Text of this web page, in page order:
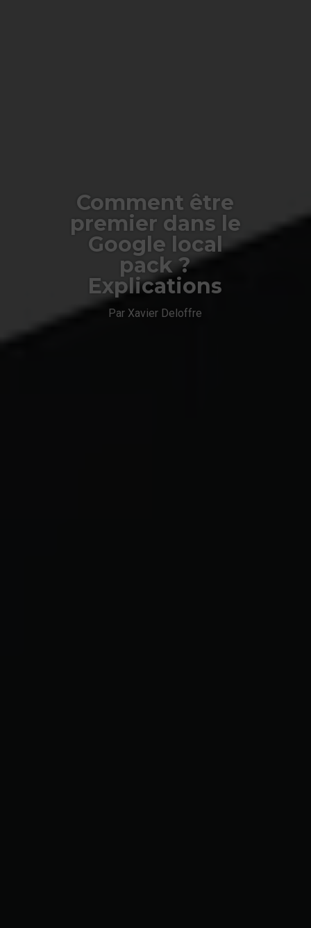
Comment être
premier dans le
Google local
pack ?
Explications
Par Xavier Deloffre